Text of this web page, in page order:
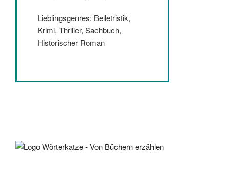
Lieblingsgenres: Belletristik,
Krimi, Thriller, Sachbuch,
Historischer Roman